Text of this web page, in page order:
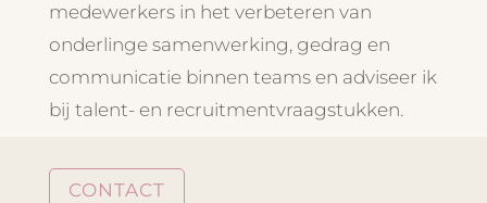
medewerkers in het verbeteren van
onderlinge samenwerking, gedrag en
communicatie binnen teams en adviseer ik
bij talent- en recruitmentvraagstukken.
CONTACT